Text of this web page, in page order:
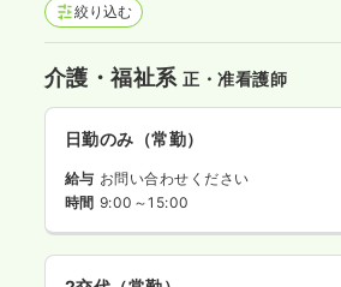
絞り込む
介護・福祉系正・准看護師
日勤のみ（常勤）
給与 お問い合わせください
時間 9:00～15:00